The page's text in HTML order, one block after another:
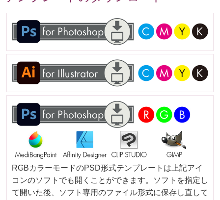
RGBカラーモードのPSD形式テンプレートは上記アイ
コンのソフトでも開くことができます。ソフトを指定し
て開いた後、ソフト専用のファイル形式に保存し直して